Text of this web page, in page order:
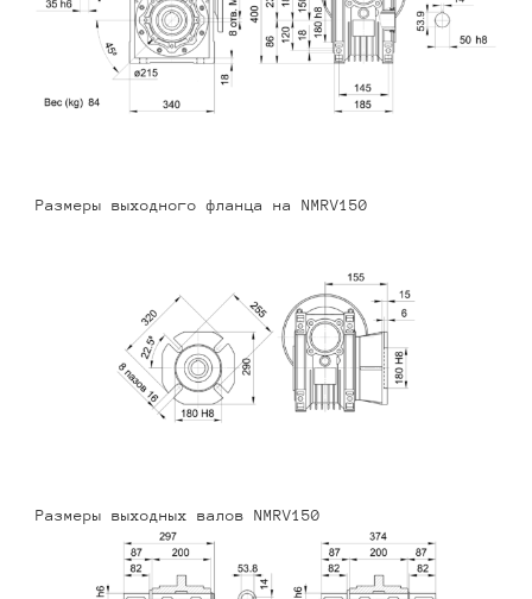
Размеры выходного фланца на NMRV150
Размеры выходных валов NMRV150